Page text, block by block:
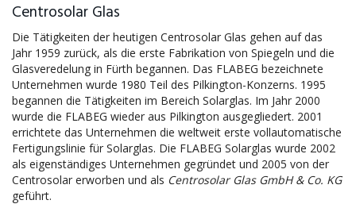
Centrosolar Glas
Die Tätigkeiten der heutigen Centrosolar Glas gehen auf das
Jahr 1959 zurück, als die erste Fabrikation von Spiegeln und die
Glasveredelung in Fürth begannen. Das FLABEG bezeichnete
Unternehmen wurde 1980 Teil des Pilkington-Konzerns. 1995
begannen die Tätigkeiten im Bereich Solarglas. Im Jahr 2000
wurde die FLABEG wieder aus Pilkington ausgegliedert. 2001
errichtete das Unternehmen die weltweit erste vollautomatische
Fertigungslinie für Solarglas. Die FLABEG Solarglas wurde 2002
als eigenständiges Unternehmen gegründet und 2005 von der
Centrosolar erworben und als Centrosolar Glas GmbH & Co. KG
geführt.